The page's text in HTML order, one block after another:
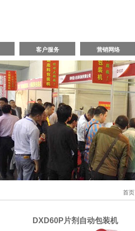
客户服务 营销网络
首页
DXD60P片剂自动包装机